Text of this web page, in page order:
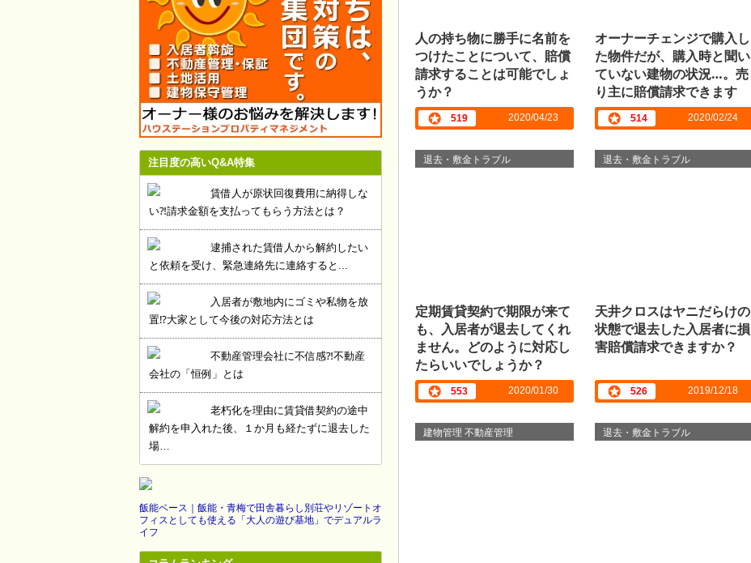
人の持ち物に勝手に名前を
つけたことについて、賠償
請求することは可能でしょ
うか？
519 2020/04/23
オーナーチェンジで購入し
た物件だが、購入時と聞い
ていない建物の状況…。売
り主に賠償請求できます
か？
514 2020/02/24
退去・敷金トラブル
定期賃貸契約で期限が来て
も、入居者が退去してくれ
ません。どのように対応し
たらいいでしょうか？
553 2020/01/30
退去・敷金トラブル
天井クロスはヤニだらけの
状態で退去した入居者に損
害賠償請求できますか？
526 2019/12/18
建物管理 不動産管理 退去・敷金トラブル
注目度の高いQ&A特集
賃借人が原状回復費用に納得しな
い⁈請求金額を支払ってもらう方法とは？
逮捕された賃借人から解約したい
と依頼を受け、緊急連絡先に連絡すると...
入居者が敷地内にゴミや私物を放
置⁉大家として今後の対応方法とは
不動産管理会社に不信感⁈不動産
会社の「恒例」とは
老朽化を理由に賃貸借契約の途中
解約を申入れた後、１か月も経たずに退去した
場…
飯能ベース｜飯能・青梅で田舎暮らし別荘やリゾートオ
フィスとしても使える「大人の遊び基地」でデュアルラ
イフ